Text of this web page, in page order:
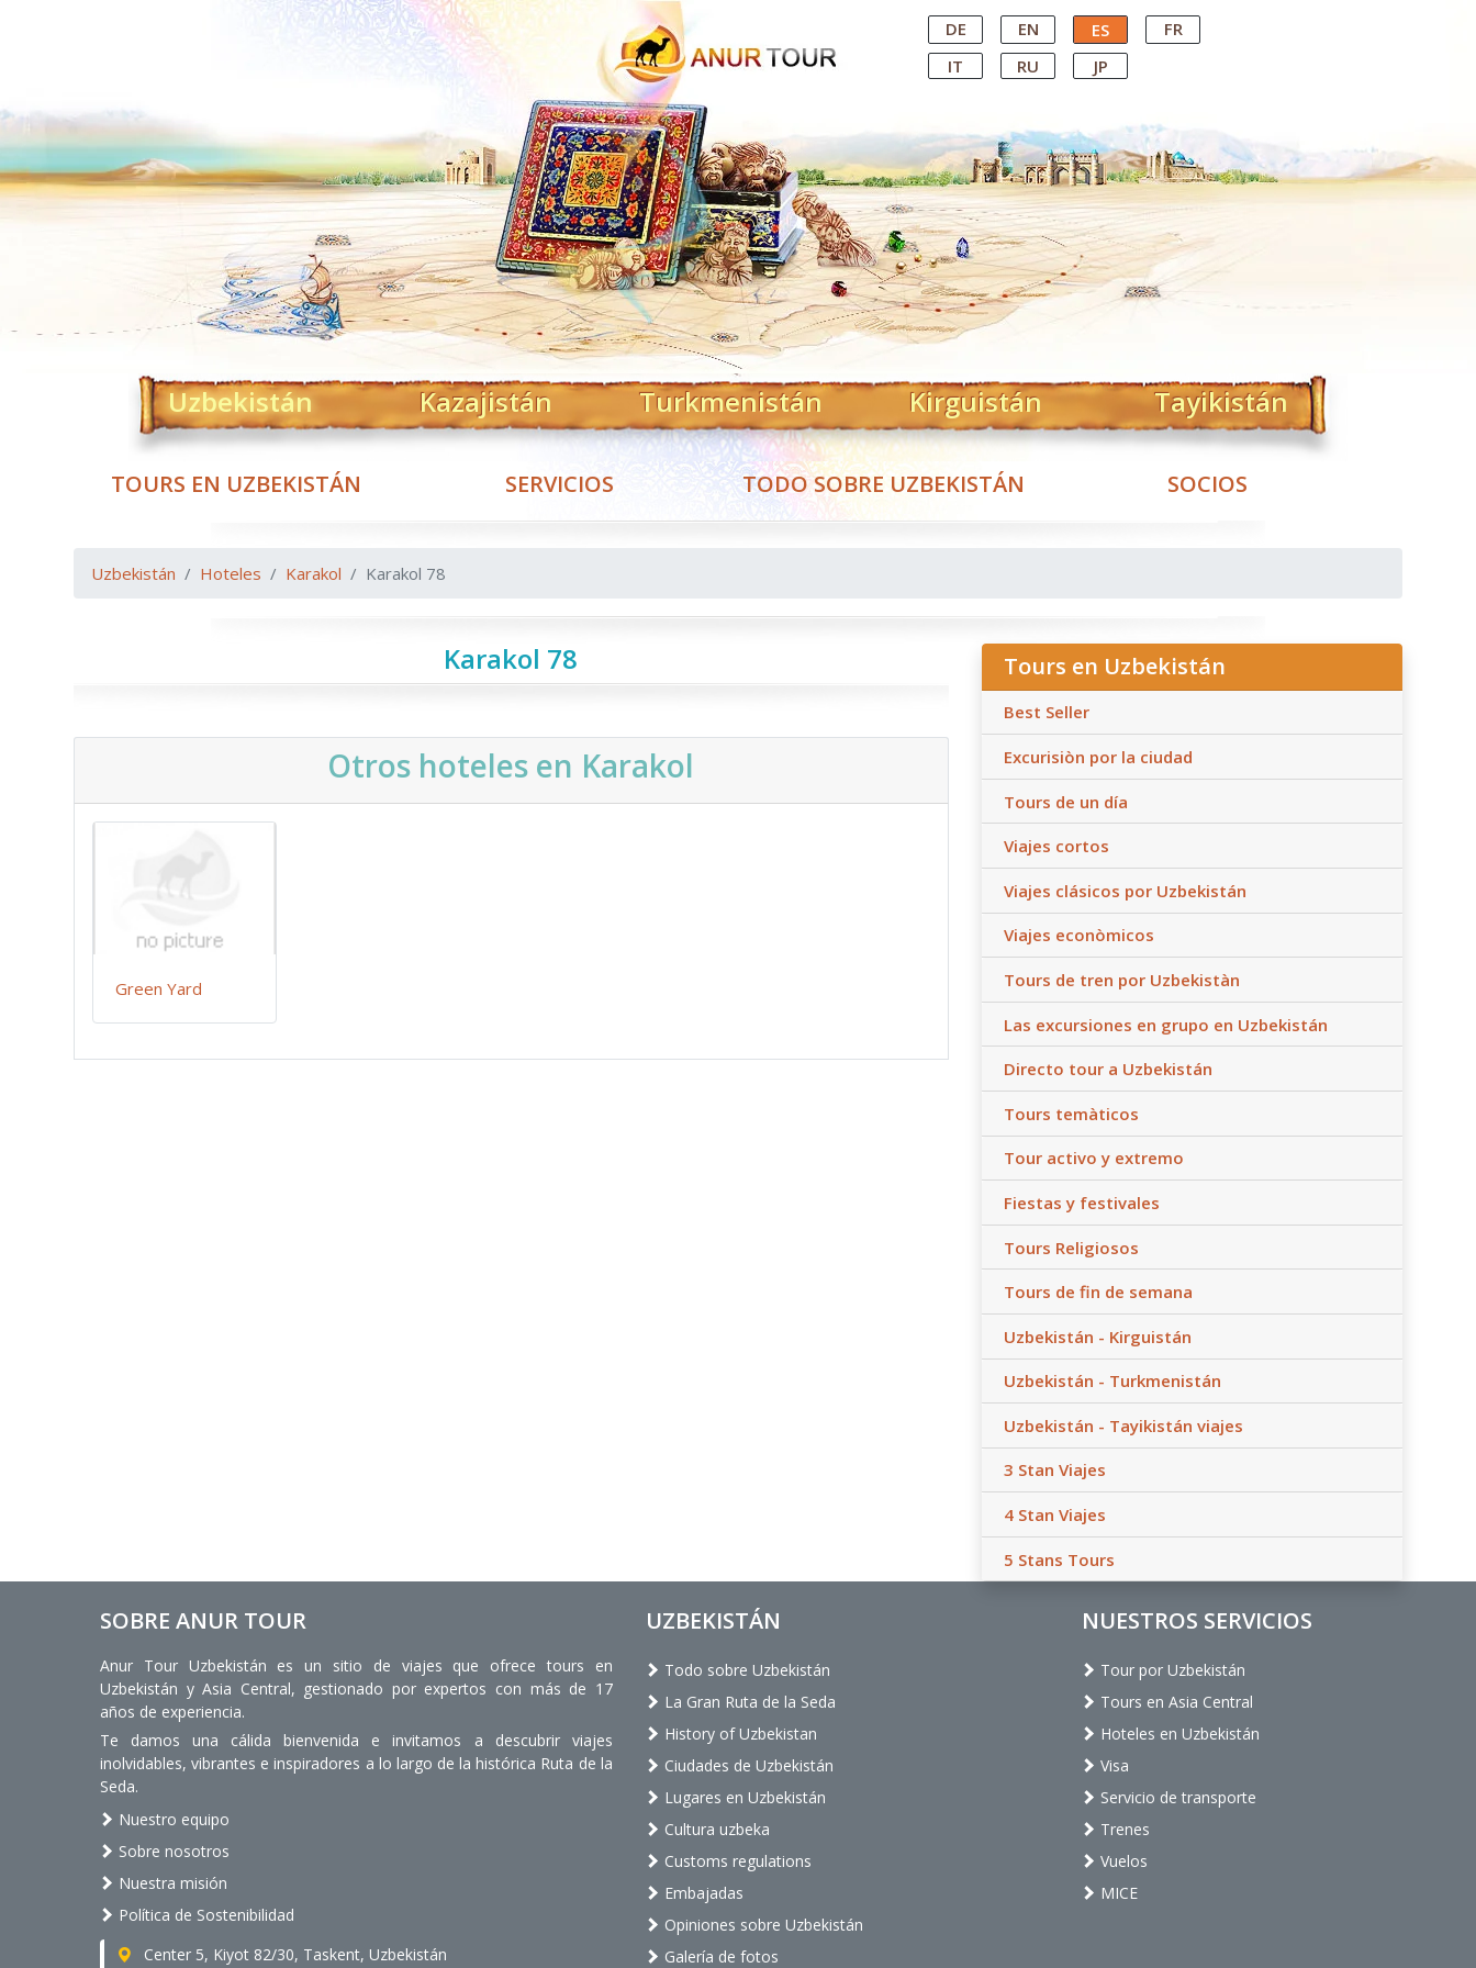
Central Asian Tour Operator DE EN ES
FR
IT
RU JP
Uzbekistán Kazajistán Turkmenistán Kirguistán Tayikistán
TOURS EN UZBEKISTÁN SERVICIOS TODO SOBRE UZBEKISTÁN SOCIOS
Uzbekistán Hoteles Karakol Karakol 78
Karakol 78
Otros hoteles en Karakol
Green Yard
Tours en Uzbekistán
Best Seller
Excurisiòn por la ciudad
Tours de un día
Viajes cortos
Viajes clásicos por Uzbekistán
Viajes econòmicos
Tours de tren por Uzbekistàn
Las excursiones en grupo en Uzbekistán
Directo tour a Uzbekistán
Tours temàticos
Tour activo y extremo
Fiestas y festivales
Tours Religiosos
Tours de fin de semana
Uzbekistán - Kirguistán
Uzbekistán - Turkmenistán
Uzbekistán - Tayikistán viajes
3 Stan Viajes
4 Stan Viajes
5 Stans Tours
SOBRE ANUR TOUR
Anur Tour Uzbekistán es un sitio de viajes que ofrece tours en
Uzbekistán y Asia Central, gestionado por expertos con más de 17
años de experiencia.
Te damos una cálida bienvenida e invitamos a descubrir viajes
inolvidables, vibrantes e inspiradores a lo largo de la histórica Ruta de la
Seda.
Nuestro equipo
Sobre nosotros
Nuestra misión
Política de Sostenibilidad
Center 5, Kiyot 82/30, Taskent, Uzbekistán
UZBEKISTÁN
Todo sobre Uzbekistán
La Gran Ruta de la Seda
History of Uzbekistan
Ciudades de Uzbekistán
Lugares en Uzbekistán
Cultura uzbeka
Customs regulations
Embajadas
Opiniones sobre Uzbekistán
Galería de fotos
NUESTROS SERVICIOS
Tour por Uzbekistán
Tours en Asia Central
Hoteles en Uzbekistán
Visa
Servicio de transporte
Trenes
Vuelos
MICE